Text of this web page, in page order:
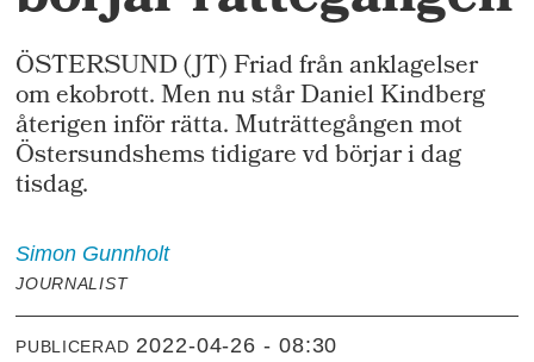
ÖSTERSUND (JT) Friad från anklagelser
om ekobrott. Men nu står Daniel Kindberg
återigen inför rätta. Muträttegången mot
Östersundshems tidigare vd börjar i dag
tisdag.
Simon Gunnholt
JOURNALIST
PUBLICERAD 2022-04-26 - 08:30